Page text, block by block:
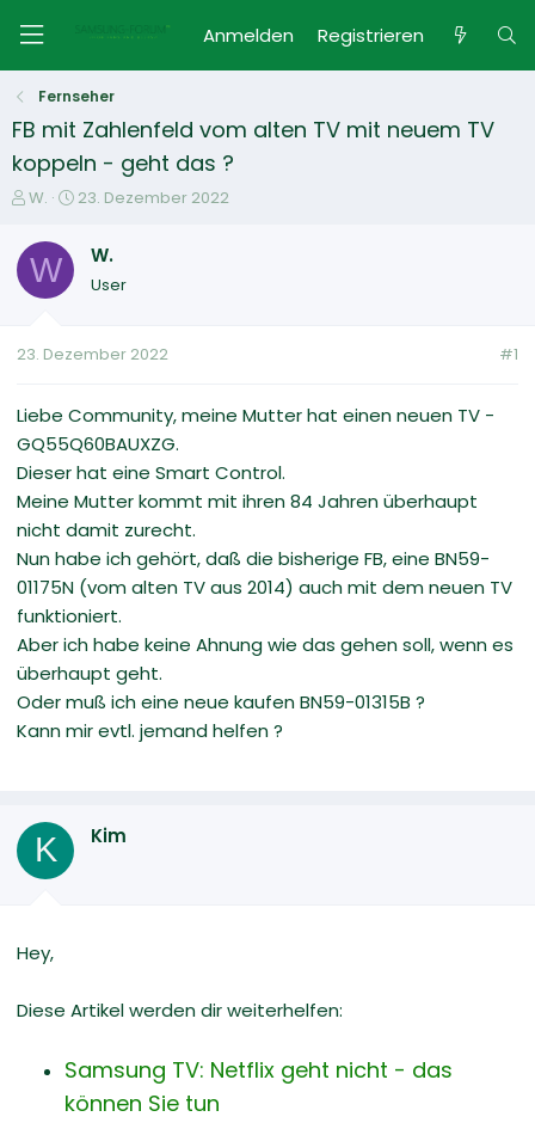
Anmelden Registrieren
Fernseher
FB mit Zahlenfeld vom alten TV mit neuem TV
koppeln - geht das ?
E
s
t
e
e
W.
E
t
m
23. Dezember 2022
W W.
User
23. Dezember 2022 #1
Liebe Community, meine Mutter hat einen neuen TV -
GQ55Q60BAUXZG.
Dieser hat eine Smart Control.
Meine Mutter kommt mit ihren 84 Jahren überhaupt
nicht damit zurecht.
Nun habe ich gehört, daß die bisherige FB, eine BN59-
01175N (vom alten TV aus 2014) auch mit dem neuen TV
funktioniert.
Aber ich habe keine Ahnung wie das gehen soll, wenn es
überhaupt geht.
Oder muß ich eine neue kaufen BN59-01315B ?
Kann mir evtl. jemand helfen ?
K Kim
Hey,
Diese Artikel werden dir weiterhelfen:
Samsung TV: Netflix geht nicht - das
können Sie tun